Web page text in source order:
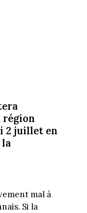
région
2 juillet en
mal à
Si la